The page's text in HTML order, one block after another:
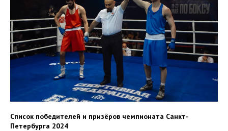
Список победителей и призёров чемпионата Санкт-
Петербурга 2024